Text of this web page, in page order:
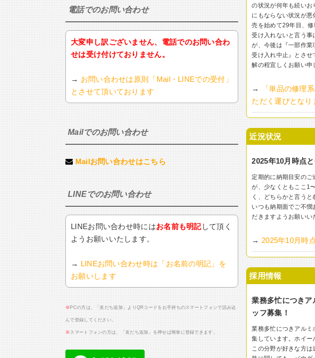
電話でのお問い合わせ
大変申し訳ございません、電話でのお問い合わ
せは受け付けておりません。
→ お問い合わせは原則「Mail・LINEでの受付」
とさせて頂いております
Mailでのお問い合わせ
Mailお問い合わせはこちら
LINEでのお問い合わせ
LINEお問い合わせ時にはお名前も明記して頂く
ようお願いいたします。
→ LINEお問い合わせ時は「お名前の明記」を
お願いします
※ PCの方は、「友だち追加」よりQRコードをお手持ちのスマートフォンで読み込
んで登録してください。
※ スマートフォンの方は、「友だち追加」を押せば簡単に登録できます。
の状況が何年も続いお
にもならない状況が
売を始めて29年目、
受け入れないと言う
が、今後は『一部作業
受け入れ中止』とさせ
解の程宜しくお願い申
→
「単品の修理
ただく運びとなり
近況状況
2025年10月時点
定期的に納期目安の
が、少なくともここ1
く、どちらかと言うと
いつも納期面でご不
だきますようお願いい
→ 2025年10月時
採用情報
業務多忙につきア
ッフ募集！
業務多忙につきアル
集しています。ホイー
この分野が好きな方